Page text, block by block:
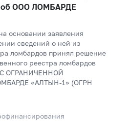
об ООО ЛОМБАРДЕ
основании заявления
сведений о ней из
ломбардов принял решение
реестра ломбардов
С ОГРАНИЧЕННОЙ
«АЛТЫН-1» (ОГРН